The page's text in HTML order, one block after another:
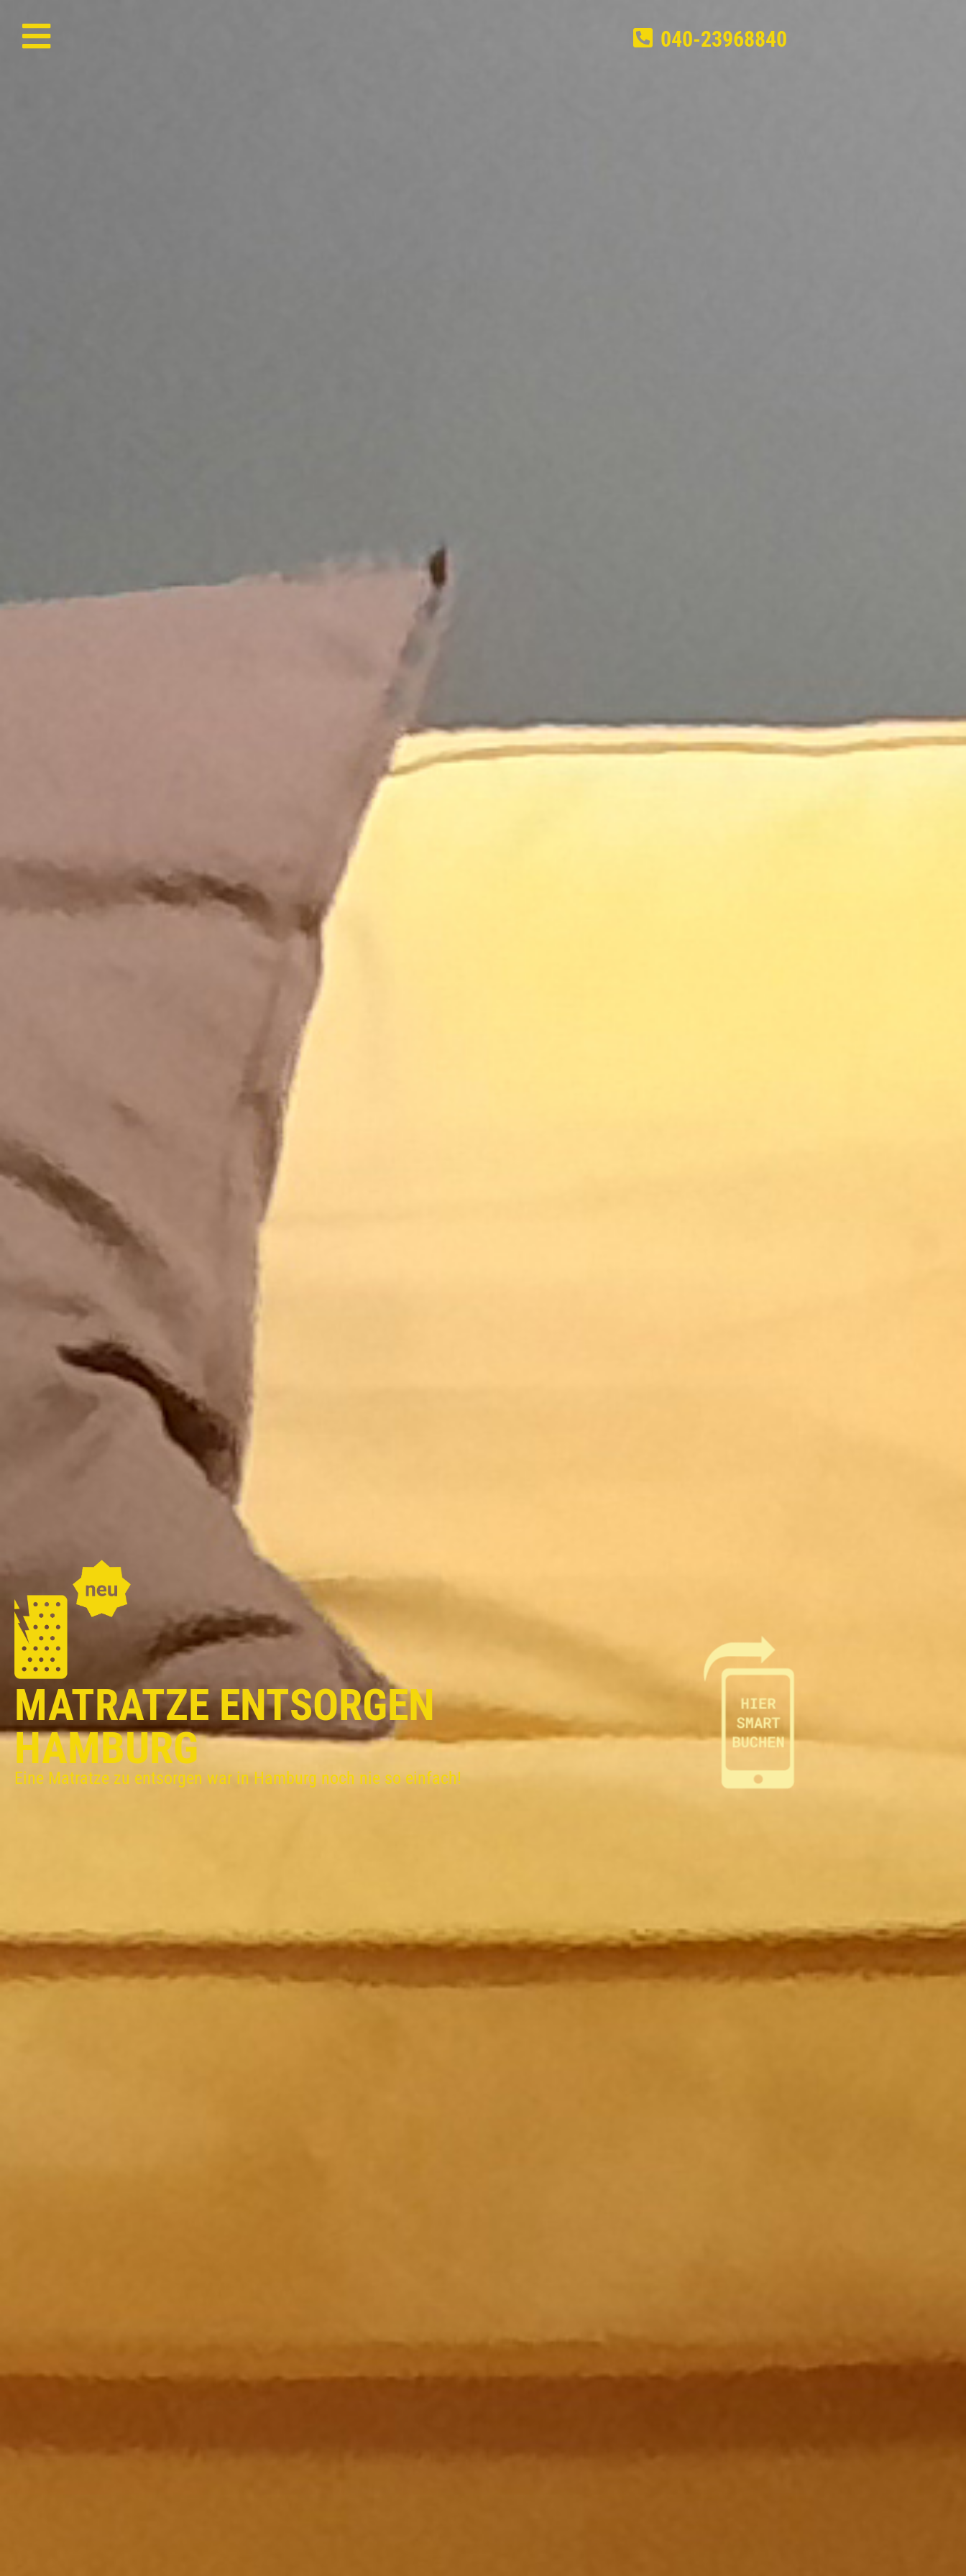
040-23968840
MATRATZE ENTSORGEN
HAMBURG
Eine Matratze zu entsorgen war in Hamburg noch nie so einfach!